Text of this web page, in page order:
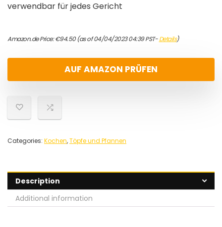
verwendbar für jedes Gericht
Amazon.de Price:€94.50(as of 04/04/2023 04:39 PST-Details)
AUF AMAZON PRÜFEN
Categories: Kochen,Töpfe und Pfannen
Description
Additional information